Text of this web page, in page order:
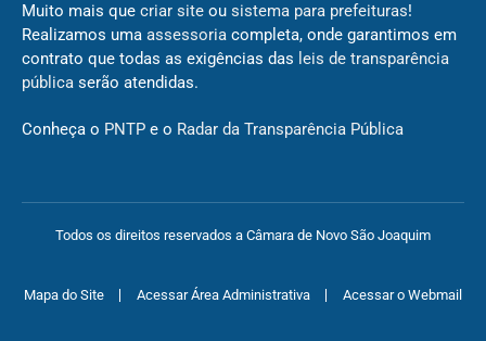
Muito mais que criar site ou sistema para prefeituras!
Realizamos uma assessoria completa, onde garantimos em
contrato que todas as exigências das leis de transparência
pública serão atendidas.
Conheça o PNTP e o Radar da Transparência Pública
Todos os direitos reservados a Câmara de Novo São Joaquim
Mapa do Site Acessar Área Administrativa Acessar o Webmail